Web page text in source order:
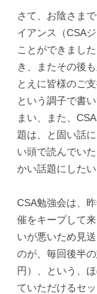
さて、お陰さま
イアンス（CSA
ことができまし
き、またその後
とえに皆様のご
という調子で書
まい、また、
題は、と固い話
い頭で読んでい
かい話題にした
CSA勉強会は、
催をキープして
いが悪いため見
のが、毎回後半
円）、という、
ていただけるセ